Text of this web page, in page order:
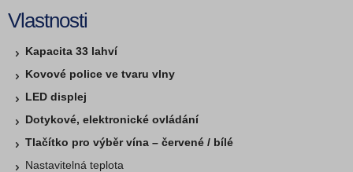
Vlastnosti
Kapacita 33 lahví
Kovové police ve tvaru vlny
LED displej
Dotykové, elektronické ovládání
Tlačítko pro výběr vína – červené / bílé
Nastavitelná teplota